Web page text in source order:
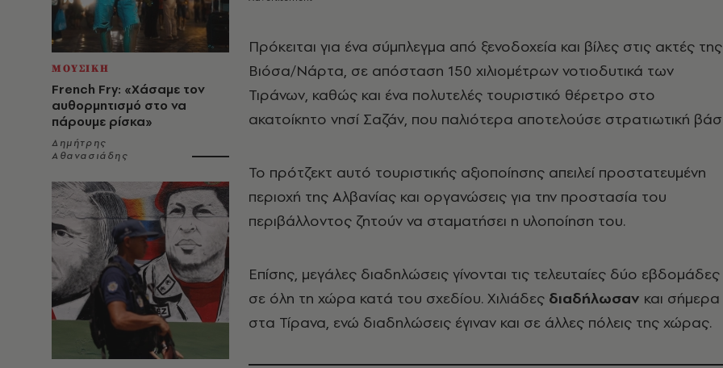
ΜΟΥΣΙΚΗ
French Fry: «Χάσαμε τον
αυθορμητισμό στο να
πάρουμε ρίσκα»
Δημήτρης
Αθανασιάδης
Πρόκειται για ένα σύμπλεγμα από ξενοδοχεία και βίλες στις ακτές της
Βιόσα/Νάρτα, σε απόσταση 150 χιλιομέτρων νοτιοδυτικά των
Τιράνων, καθώς και ένα πολυτελές τουριστικό θέρετρο στο
ακατοίκητο νησί Σαζάν, που παλιότερα αποτελούσε στρατιωτική
Το πρότζεκτ αυτό τουριστικής αξιοποίησης απειλεί προστατευμένη
περιοχή της Αλβανίας και οργανώσεις για την προστασία του
περιβάλλοντος ζητούν να σταματήσει η υλοποίηση του.
Επίσης, μεγάλες διαδηλώσεις γίνονται τις τελευταίες δύο εβδομάδες
σε όλη τη χώρα κατά του σχεδίου. Χιλιάδες διαδήλωσαν και σήμερα
στα Τίρανα, ενώ διαδηλώσεις έγιναν και σε άλλες πόλεις της χώρας.